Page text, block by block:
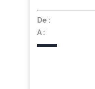
De :
A :